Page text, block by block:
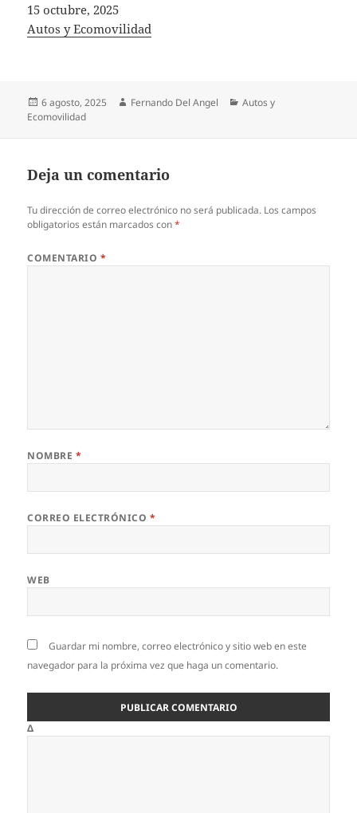
Fecha
15 octubre, 2025
In relation to
Autos y Ecomovilidad
Publicado
el
6 agosto, 2025 Autor
Fernando Del Angel Categorías
Autos y
Ecomovilidad
Deja un comentario
Tu dirección de correo electrónico no será publicada. Los campos
obligatorios están marcados con*
COMENTARIO *
NOMBRE *
CORREO ELECTRÓNICO *
WEB
Guardar mi nombre, correo electrónico y sitio web en este
navegador para la próxima vez que haga un comentario.
Δ